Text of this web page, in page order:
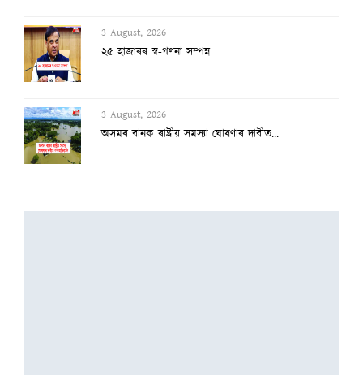
3 August, 2026
২৫ হাজাৰৰ স্ব-গণনা সম্পন্ন
3 August, 2026
অসমৰ বানক ৰাষ্ট্ৰীয় সমস্যা ঘোষণাৰ দাবীত...
বানাক্ৰান্তক ১০ লাখ টকাকৈ নিদিলে মুখ্যমন...